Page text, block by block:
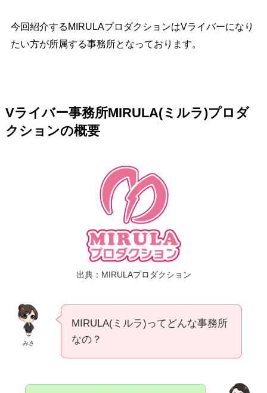
今回紹介するMIRULAプロダクションはVライバーになり
たい方が所属する事務所となっております。
Vライバー事務所MIRULA(ミルラ)プロダ
クションの概要
出典：MIRULAプロダクション
みさ
MIRULA(ミルラ)ってどんな事務所
なの？